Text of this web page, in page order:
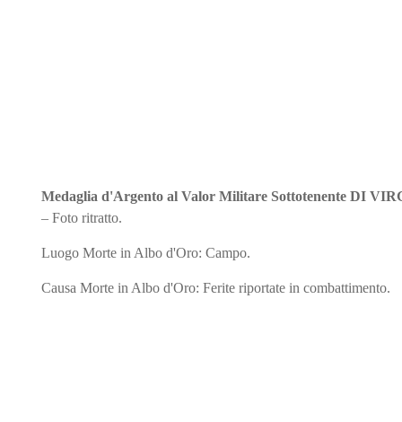
Medaglia d'Argento al Valor Militare Sottotenente DI
– Foto ritratto.
Luogo Morte in Albo d'Oro: Campo.
Causa Morte in Albo d'Oro: Ferite riportate in combattimento.